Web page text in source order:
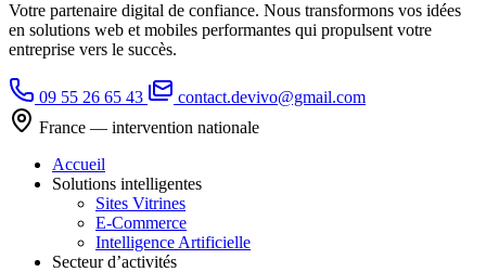
Votre partenaire digital de confiance. Nous transformons vos idées
en solutions web et mobiles performantes qui propulsent votre
entreprise vers le succès.
09 55 26 65 43
contact.devivo@gmail.com
France — intervention nationale
Accueil
Solutions intelligentes
Sites Vitrines
E-Commerce
Intelligence Artificielle
Secteur d’activités